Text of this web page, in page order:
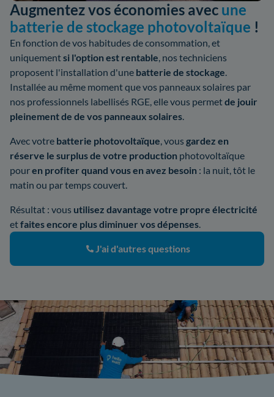
Augmentez vos économies avec une
batterie de stockage photovoltaïque !
En fonction de vos habitudes de consommation, et
uniquementsi l'option est rentable, nos techniciens
proposent l'installation d'une batterie de stockage.
Installée au même moment que vos panneaux solaires par
nos professionnels labellisés RGE, elle vous permetde jouir
pleinement de de vos panneaux solaires.
Avec votre batterie photovoltaïque, vous gardez en
réserve le surplus de votre production photovoltaïque
pouren profiter quand vous en avez besoin : la nuit, tôt le
matin ou par temps couvert.
Résultat : vous utilisez davantage votre propre électricité
etfaites encore plus diminuer vos dépenses.
J'ai d'autres questions